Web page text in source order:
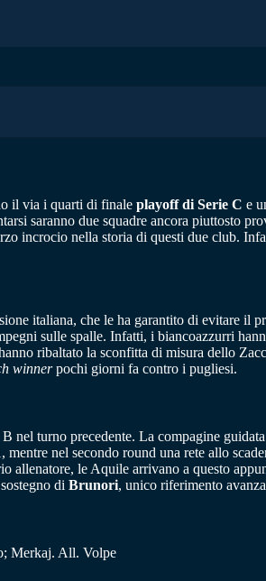
il via i quarti di finale playoff di Serie C e
saranno due squadre ancora piuttosto
incrocio nella storia di questi due club.
italiana, che le ha garantito di evitare il
sulle spalle. Infatti, i biancoazzurri
ribaltato la sconfitta di misura dello
winnerpochi giorni fa contro i pugliesi.
nel turno precedente. La compagine
nel secondo round una rete allo
allenatore, le Aquile arrivano a questo
di Brunori, unico riferimento
Merkaj. All. Volpe